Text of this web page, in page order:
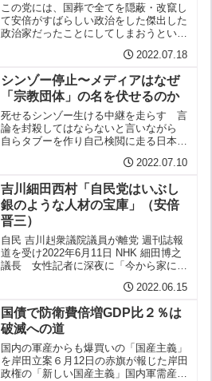
この党には、国葬で全てを隠蔽・改竄し
て安倍がすばらしい政治をした傑出した
政治家だったことにしてしまおうという
ないのか。何にでも反対ばかりという批
判、言いががりが、そんなに怖いのか。
既に負けている悲しい党。...
2022.07.18
シンゾー停止〜メディアはなぜ
「宗教団体」の名を伏せるのか
死せるシンゾー生ける中継を走らす 言
論を封殺してはならないと言いながら
自らタブーを作り自己検閲に走る日本の
疑者はある宗教団体を恨んでいたと言う
「特定の団体」と当初伝えられていたも
のはやがて「宗教団体」と...
2022.07.10
吉川細田西村「自民党はいぶし
銀のような人材の宝庫」（安倍
晋三）
自民 吉川赳衆議院議員が離党 週刊誌報
道を受け2022年6月11日 NHK 細田博之
議長 女性記者に深夜に「今から家に来
氏HPの「世界美人図鑑」 批判浴び削除
毎日新聞 2022/6/3 人気ブログランキ...
2022.06.15
国債で防衛費倍増GDP比２％は
破滅への道
国内の軍産からも爆買いの「国産主義」
を岸田立案６月12日の赤旗が報じた岸田
政権の「新しい国産主義」国内軍需産業